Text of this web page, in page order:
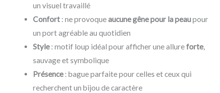
un visuel travaillé
Confort: ne provoqueaucune gêne pour la peaupour
un port agréable au quotidien
Style: motif loup idéal pour afficher une allureforte,
sauvage et symbolique
Présence: bague parfaite pour celles et ceux qui
recherchent un bijou de caractère